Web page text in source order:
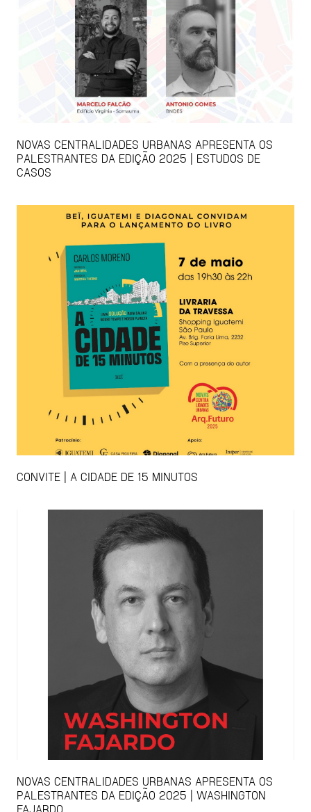
NOVAS CENTRALIDADES URBANAS APRESENTA OS
PALESTRANTES DA EDIÇÃO 2025 | ESTUDOS DE
CASOS
CONVITE | A CIDADE DE 15 MINUTOS
NOVAS CENTRALIDADES URBANAS APRESENTA OS
PALESTRANTES DA EDIÇÃO 2025 | WASHINGTON
FAJARDO